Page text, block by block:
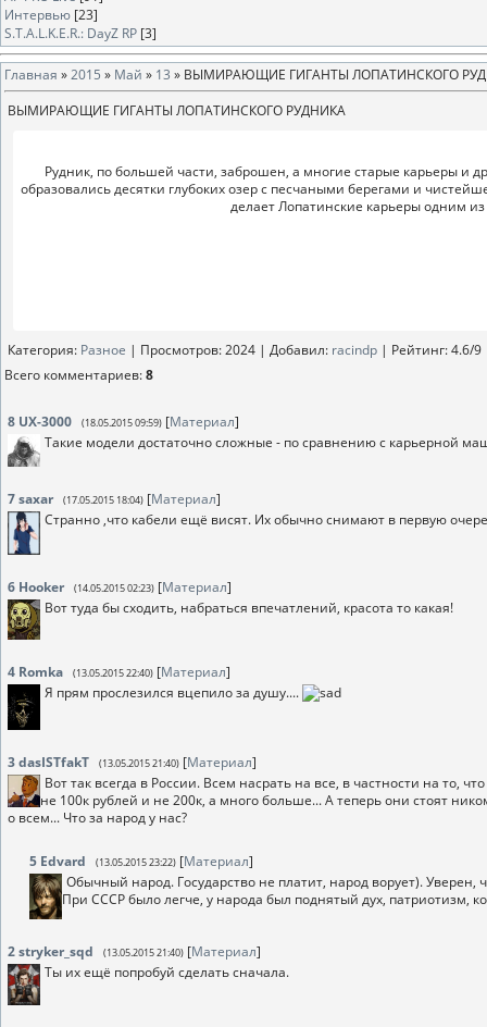
Интервью [23]
S.T.A.L.K.E.R.: DayZ RP [3]
Главная »2015 » Май » 13 » ВЫМИРАЮЩИЕ ГИГАНТЫ ЛОПАТИНСКОГО
ВЫМИРАЮЩИЕ ГИГАНТЫ ЛОПАТИНСКОГО РУДНИКА
Рудник, по большей части, заброшен, а многие старые карьеры и
образовались десятки глубоких озер с песчаными берегами и
делает Лопатинские карьеры одним
Категория: Разное | Просмотров: 2024 | Добавил: racindp | Рейтинг:4.6/9
Всего комментариев:8
8 UX-3000 (18.05.2015 09:59) [Материал]
Такие модели достаточно сложные - по сравнению с карьерной
7saxar (17.05.2015 18:04) [Материал]
Странно ,что кабели ещё висят. Их обычно снимают в первую
6 Hooker (14.05.2015 02:23) [Материал]
Вот туда бы сходить, набраться впечатлений, красота то какая!
4 Romka (13.05.2015 22:40) [Материал]
Я прям прослезился вцепило за душу....
3dasISTfakT (13.05.2015 21:40) [Материал]
Вот так всегда в России. Всем насрать на все, в частности на
не 100к рублей и не 200к, а много больше... А теперь они стоят
о всем... Что за народ у нас?
5 Edvard (13.05.2015 23:22) [Материал]
Обычный народ. Государство не платит, народ ворует).
При СССР было легче, у народа был поднятый дух, патриотизм,
2stryker_sqd (13.05.2015 21:40) [Материал]
Ты их ещё попробуй сделать сначала.